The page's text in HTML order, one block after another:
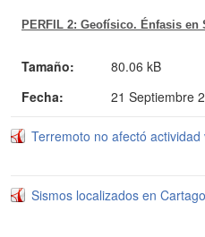
PERFIL 2: Geofísico. Énfasis en
Tamaño:
80.06 kB
Fecha:
21 Septiembre
Terremoto no afectó actividad
Sismos localizados en